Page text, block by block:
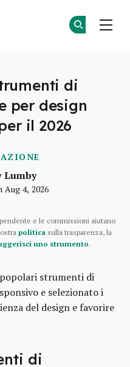
di
per design
il 2026
Lumby
4, 2026
e le commissioni aiutano
politica sulla trasparenza, la
uno strumento.
strumenti di
e selezionato i
del design e favorire
di